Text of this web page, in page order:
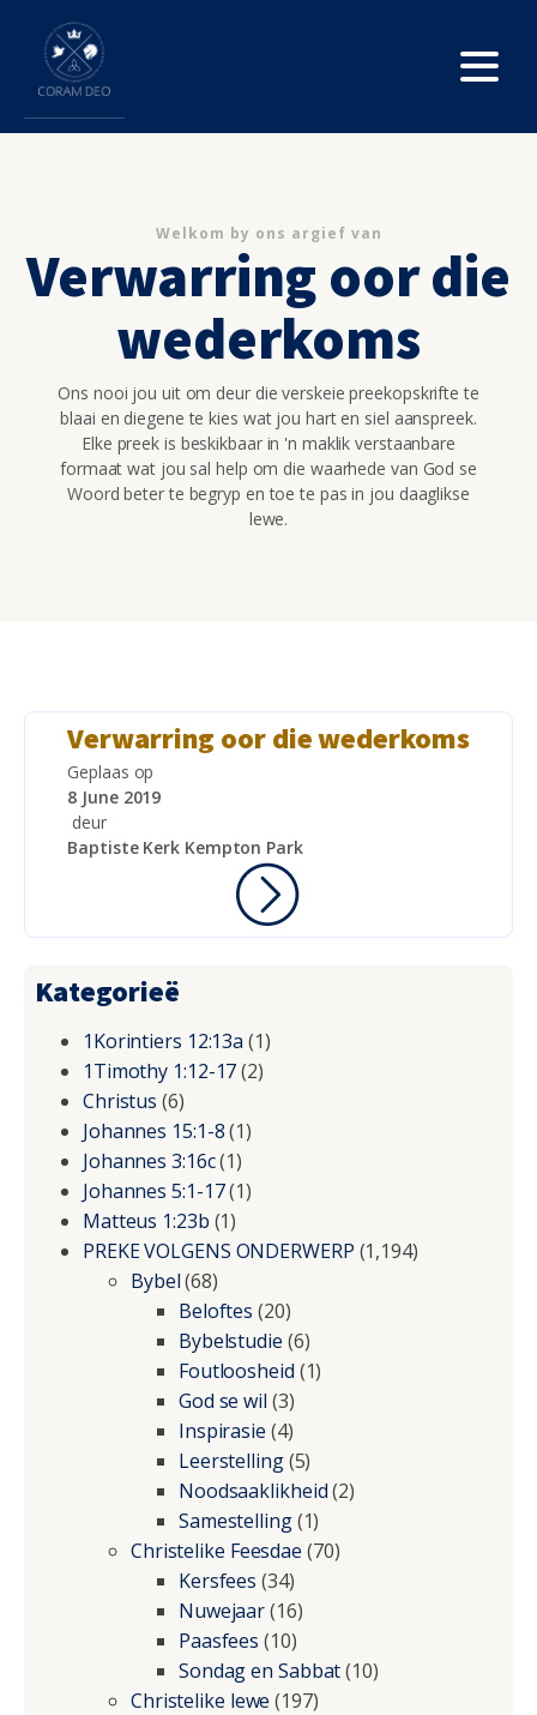
Welkom by ons argief van
Verwarring oor die
wederkoms
Ons nooi jou uit om deur die verskeie preekopskrifte te
blaai en diegene te kies wat jou hart en siel aanspreek.
Elke preek is beskikbaar in 'n maklik verstaanbare
formaat wat jou sal help om die waarhede van God se
Woord beter te begryp en toe te pas in jou daaglikse
lewe.
Verwarring oor die wederkoms
Geplaas op
8 June 2019
deur
Baptiste Kerk Kempton Park
Kategorieë
1Korintiers 12:13a (1)
1Timothy 1:12-17(2)
Christus (6)
Johannes 15:1-8(1)
Johannes 3:16c(1)
Johannes 5:1-17(1)
Matteus 1:23b (1)
PREKE VOLGENS ONDERWERP (1,194)
Bybel(68)
Beloftes (20)
Bybelstudie (6)
Foutloosheid (1)
God se wil (3)
Inspirasie (4)
Leerstelling(5)
Noodsaaklikheid(2)
Samestelling(1)
Christelike Feesdae (70)
Kersfees (34)
Nuwejaar(16)
Paasfees (10)
Sondag en Sabbat(10)
Christelike lewe (197)